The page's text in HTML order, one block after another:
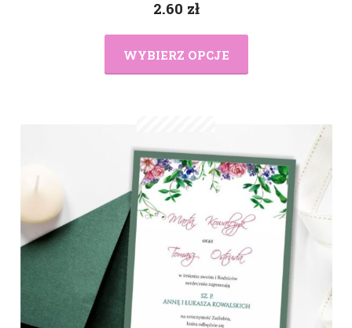
2.60 zł
WYBIERZ OPCJE